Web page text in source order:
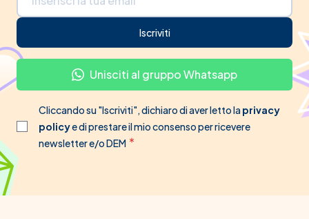
Iscriviti
Unisciti al gruppo Whatsapp
Cliccando su "Iscriviti", dichiaro di aver letto laprivacy
policye di prestare il mio consenso per ricevere
newsletter e/o DEM